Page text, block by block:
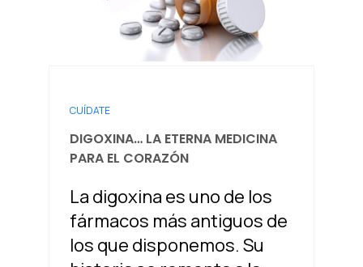
CUÍDATE
DIGOXINA… LA ETERNA MEDICINA
PARA EL CORAZÓN
La digoxina es uno de los
fármacos más antiguos de
los que disponemos. Su